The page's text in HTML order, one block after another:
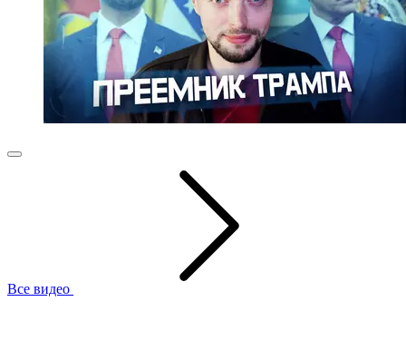
Все видео